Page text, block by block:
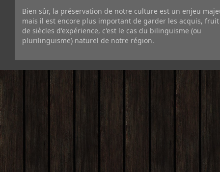
Bien sûr, la préservation de notre culture est un enjeu
mais il est encore plus important de garder les acquis, fruit
de siècles d'expérience, c'est le cas du bilinguisme (ou
plurilinguisme) naturel de notre région.